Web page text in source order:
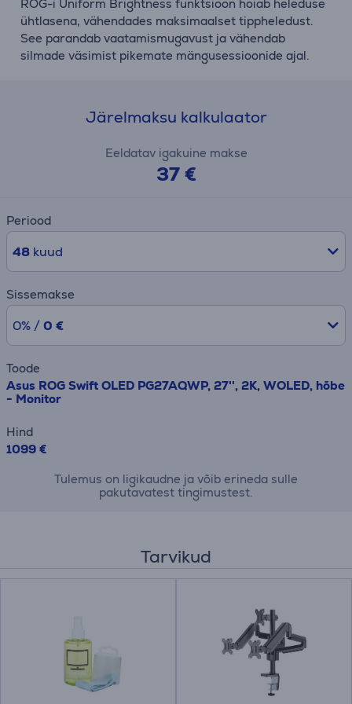
ROG-i Uniform Brightness funktsioon hoiab heleduse
ühtlasena, vähendades maksimaalset tippheledust.
See parandab vaatamismugavust ja vähendab
silmade väsimist pikemate mängusessioonide ajal.
Järelmaksu kalkulaator
Eeldatav igakuine makse
37 €
Periood
48kuud
Sissemakse
0% / 0 €
Toode
Asus ROG Swift OLED PG27AQWP, 27'', 2K, WOLED, hõbe
- Monitor
Hind
1099 €
Tulemus on ligikaudne ja võib erineda sulle
pakutavatest tingimustest.
Tarvikud